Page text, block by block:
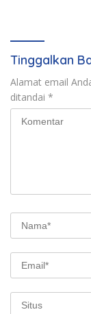
Tinggalkan
Alamat email
ditandai *